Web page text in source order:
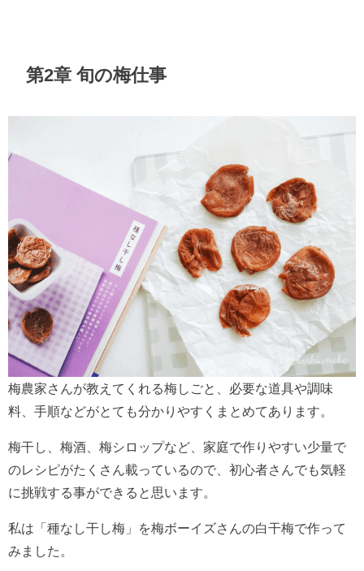
第2章 旬の梅仕事
梅農家さんが教えてくれる梅しごと、必要な道具や調味
料、手順などがとても分かりやすくまとめてあります。
梅干し、梅酒、梅シロップなど、家庭で作りやすい少量で
のレシピがたくさん載っているので、初心者さんでも気軽
に挑戦する事ができると思います。
私は「種なし干し梅」を梅ボーイズさんの白干梅で作って
みました。